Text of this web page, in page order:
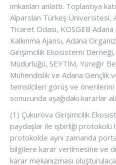
imkanları anlattı. Toplantıya
Alparslan Türkeş Üniversitesi,
Ticaret Odası, KOSGEB
Kalkınma Ajansı, Adana
Girişimcilik Ekosistemi
Müdürlüğü, SEYTİM, Yüreğir
Mühendislik ve Adana Gençlik
temsilcileri görüş ve
sonucunda aşağıdaki kararlar
(1) Çukurova Girişimcilik
paydaşlar ile işbirliği protokolü
protokolde aynı zamanda
bilgilere karar verilmesine ve
karar mekanızması